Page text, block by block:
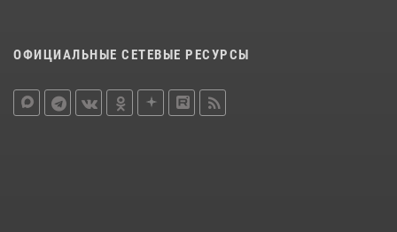
ОФИЦИАЛЬНЫЕ СЕТЕВЫЕ РЕСУРСЫ